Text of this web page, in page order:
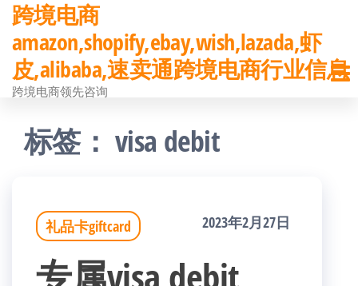
前
往
内
跨境电商
amazon,shopify,ebay,wish,lazada,虾
皮,alibaba,速卖通跨境电商行业信息
跨境电商领先咨询
标签：visa debit
礼品卡giftcard 2023年2月27日
专属visa debit